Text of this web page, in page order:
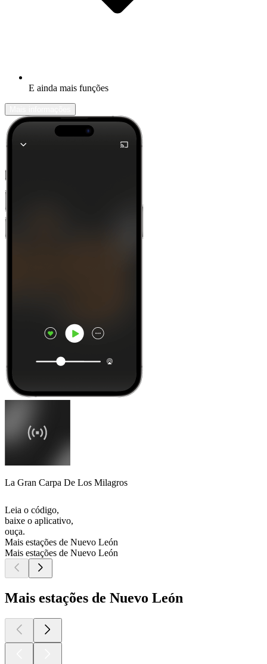
E ainda mais funções
La Gran Carpa De Los Milagros
Leia o código,
baixe o aplicativo,
ouça.
Mais estações de Nuevo León
Mais estações de Nuevo León
Mais estações de Nuevo León